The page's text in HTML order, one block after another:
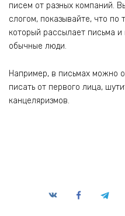
писем от разных компаний.
слогом, показывайте, что по
который рассылает письма и
обычные люди.
Например, в письмах можно
писать от первого лица,
канцеляризмов.